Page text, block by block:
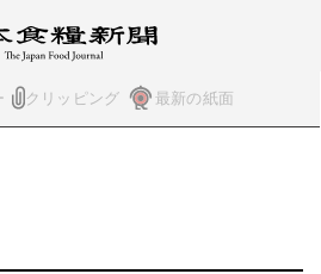
クリッピング 最新の紙面